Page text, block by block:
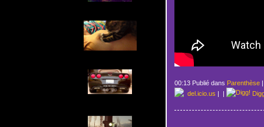
00:13 Publié dans Parenthèse
del.icio.us | |